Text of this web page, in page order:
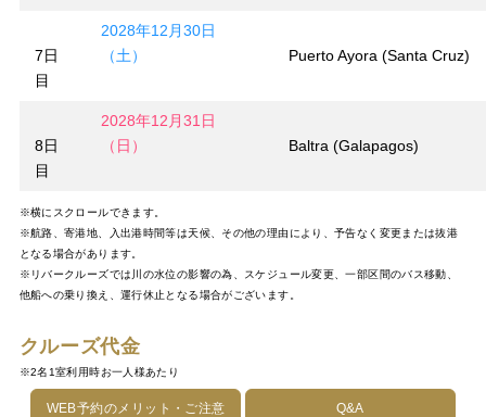
7日
目
2028年12月30日
（土）
Puerto Ayora (Santa Cruz)
8日
目
2028年12月31日
（日）
Baltra (Galapagos)
※横にスクロールできます。
※航路、寄港地、入出港時間等は天候、その他の理由により、予告なく変更または抜港
となる場合があります。
※リバークルーズでは川の水位の影響の為、スケジュール変更、一部区間のバス移動、
他船への乗り換え、運行休止となる場合がございます。
クルーズ代金
※2名1室利用時お一人様あたり
WEB予約のメリット・ご注意
Q&A